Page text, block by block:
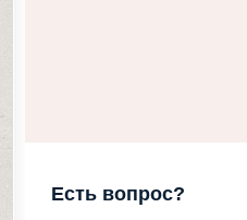
Есть вопрос?